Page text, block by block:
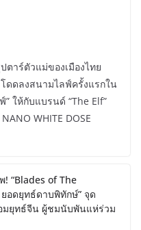
ตาร์ตัวแม่ของเมืองไทย
โดดลงสนามไลฟ์ครั้งแรกใน
ให้กับแบรนด์ “The Elf”
WHITE DOSE
! “Blades of The
อดยุทธ์ดาบพิทักษ์” จุด
มยุทธ์จีน ผู้ชมนับพันแห่ร่วม